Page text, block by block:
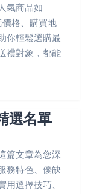
氣商品如
格、購買地
你輕鬆選購最
禮對象，都能
選名單
篇文章為您深
務特色、優缺
選擇技巧、